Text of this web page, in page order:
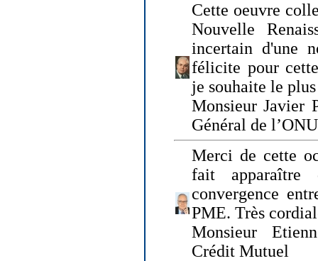
Cette oeuvre
Nouvelle
incertain d'une
félicite pour
je souhaite le
Monsieur Javier
Général de
Merci de cette
fait apparaître
convergence
PME. Très
Monsieur
Crédit Mutuel